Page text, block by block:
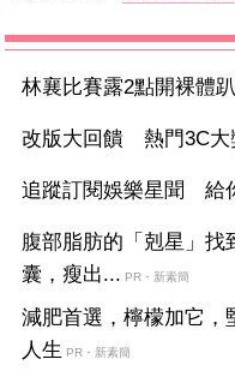
林襄比賽露2點開裸體
改版大回饋 熱門3C大
追蹤訂閱娛樂星聞 給
腹部脂肪的「剋星」找
囊，瘦出... PR・新素簡
減肥首選，檸檬加它，
人生 PR・新素簡